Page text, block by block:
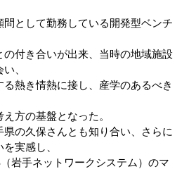
として勤務している開発型ベンチ
付き合いが出来、当時の地域施設
、
熱き情熱に接し、産学のあるべき
方の基盤となった。
県の久保さんとも知り合い、さらに
実感し、
岩手ネットワークシステム）のマ